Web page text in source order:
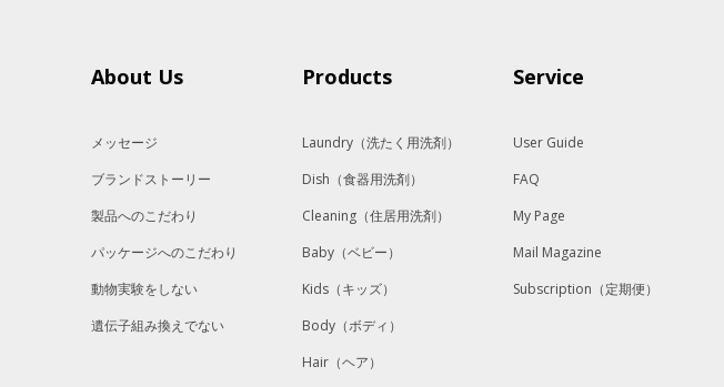
About Us
メッセージ
ブランドストーリー
製品へのこだわり
パッケージへのこだわり
動物実験をしない
遺伝子組み換えでない
Products
Laundry （洗たく用洗剤）
Dish （食器用洗剤）
Cleaning （住居用洗剤）
Baby （ベビー）
Kids （キッズ）
Body （ボディ）
Hair （ヘア）
Service
User Guide
FAQ
My Page
Mail Magazine
Subscription（定期便）